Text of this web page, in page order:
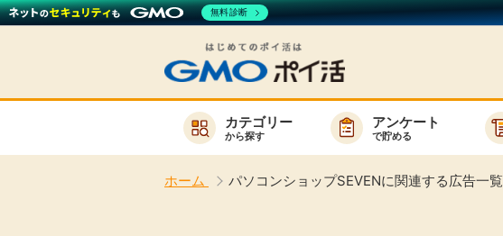
お知らせ
新着 アンケート
カテゴリー
から探す
アンケート
で貯める
ホーム パソコンショップSEVENに関連する広告一覧
無料診断